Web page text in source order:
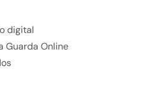
digital
Guarda Online